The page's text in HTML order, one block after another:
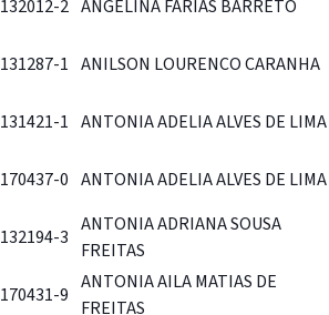
132012-2 ANGELINA FARIAS BARRETO
131287-1 ANILSON LOURENCO CARANHA
131421-1 ANTONIA ADELIA ALVES DE LIMA
170437-0 ANTONIA ADELIA ALVES DE LIMA
132194-3
ANTONIA ADRIANA SOUSA
FREITAS
170431-9
ANTONIA AILA MATIAS DE
FREITAS